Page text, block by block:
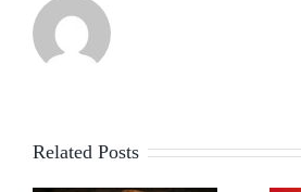
Related Posts